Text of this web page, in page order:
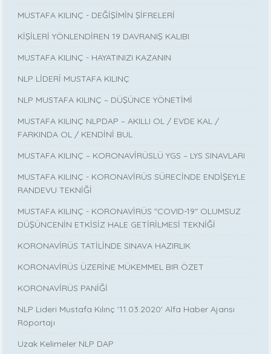
MUSTAFA KILINÇ - DEĞİŞİMİN ŞİFRELERİ
KİŞİLERİ YÖNLENDİREN 19 DAVRANIŞ KALIBI
MUSTAFA KILINÇ - HAYATINIZI KAZANIN
NLP LİDERİ MUSTAFA KILINÇ
NLP MUSTAFA KILINÇ – DÜŞÜNCE YÖNETİMİ
MUSTAFA KILINÇ NLPDAP – AKILLI OL / EVDE KAL /
FARKINDA OL / KENDİNİ BUL
MUSTAFA KILINÇ – KORONAVİRÜSLÜ YGS – LYS SINAVLARI
MUSTAFA KILINÇ - KORONAVİRÜS SÜRECİNDE ENDİŞEYLE
RANDEVU TEKNİĞİ
MUSTAFA KILINÇ - KORONAVİRÜS "COVID-19" OLUMSUZ
DÜŞÜNCENİN ETKİSİZ HALE GETİRİLMESİ TEKNİĞİ
KORONAVİRÜS TATİLİNDE SINAVA HAZIRLIK
KORONAVİRÜS ÜZERİNE MÜKEMMEL BIR ÖZET
KORONAVİRÜS PANİĞİ
NLP Lideri Mustafa Kılınç '11.03.2020' Alfa Haber Ajansı
Röportajı
Uzak Kelimeler NLP DAP